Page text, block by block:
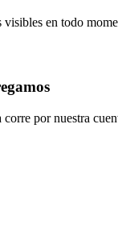
en todo
por nuestra